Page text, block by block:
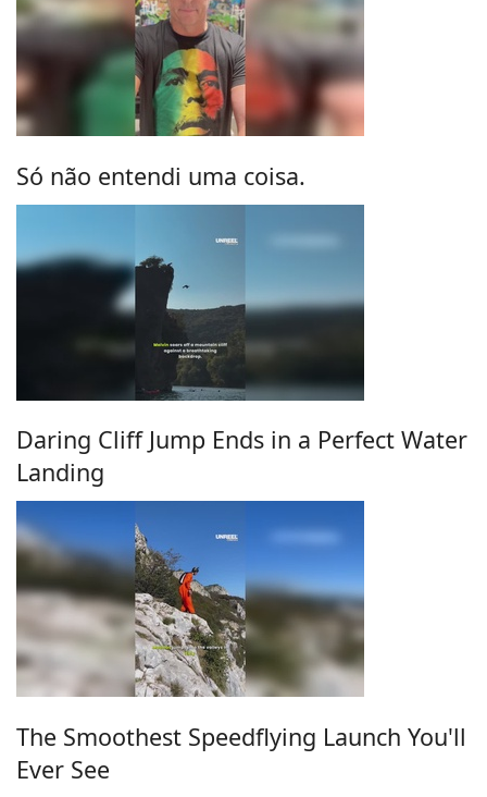
Só não entendi uma coisa.
Daring Cliff Jump Ends in a Perfect Water
Landing
The Smoothest Speedflying Launch You'll
Ever See